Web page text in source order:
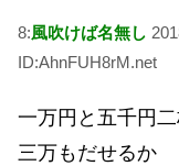
8:風吹けば名無し
ID:AhnFUH8rM.net
一万円と五千円
三万もだせるか